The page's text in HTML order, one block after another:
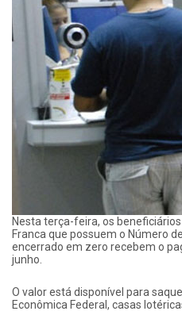
Nesta terça-feira, os
Franca que possuem o Número
encerrado em zero recebem o
junho.
O valor está disponível para
Econômica Federal, casas